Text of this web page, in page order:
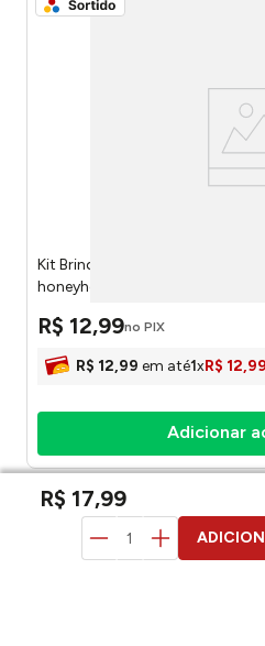
R$ 17,99
Kit Brinquedo Pet Sortido
honeyhome
R$ 12,99no PIX
R$ 12,99 em até1xR$ 12,99
Adicionar
duvidas? pergunte aqui